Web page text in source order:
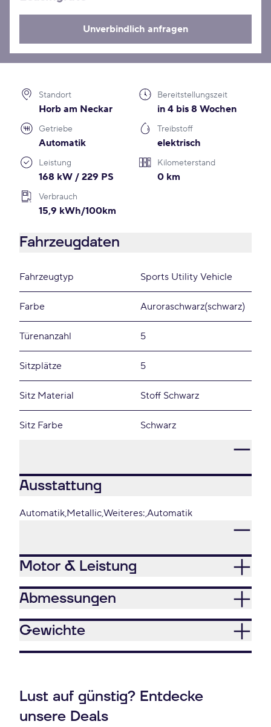
Unverbindlich anfragen
Standort
Horb am Neckar
Bereitstellungszeit
in 4 bis 8 Wochen
Getriebe
Automatik
Treibstoff
elektrisch
Leistung
168 kW / 229 PS
Kilometerstand
0 km
Verbrauch
15,9 kWh/100km
Fahrzeugdaten
Fahrzeugtyp Sports Utility Vehicle
Farbe Auroraschwarz(schwarz)
Türenanzahl 5
Sitzplätze 5
Sitz Material Stoff Schwarz
Sitz Farbe Schwarz
Ausstattung
Automatik MetallicWeiteres: Automatik
Motor & Leistung
Abmessungen
Gewichte
Lust auf günstig? Entdecke
unsere Deals